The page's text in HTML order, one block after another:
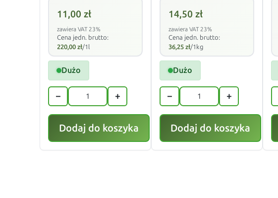
11,00zł
zawiera VAT 23%
Cena jedn. brutto:
220,00zł/1l
Dużo
− +
Dodaj do koszyka
14,50zł
zawiera VAT 23%
Cena jedn. brutto:
36,25zł/1kg
Dużo
− +
Dodaj do koszyka